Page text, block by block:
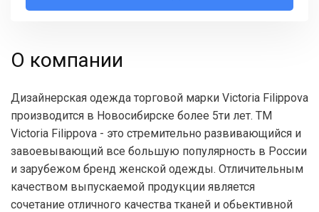
О компании
Дизайнерская одежда торговой марки Victoria Filippova
производится в Новосибирске более 5ти лет. ТМ
Victoria Filippova - это стремительно развивающийся и
завоевывающий все большую популярность в России
и зарубежом бренд женской одежды. Отличительным
качеством выпускаемой продукции является
сочетание отличного качества тканей и обьективной